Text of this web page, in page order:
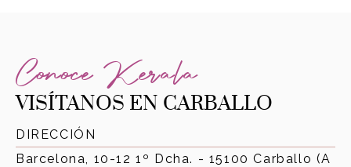
Conoce Kerala
VISÍTANOS EN CARBALLO
DIRECCIÓN
Barcelona, 10-12 1º Dcha. - 15100 Carballo (A